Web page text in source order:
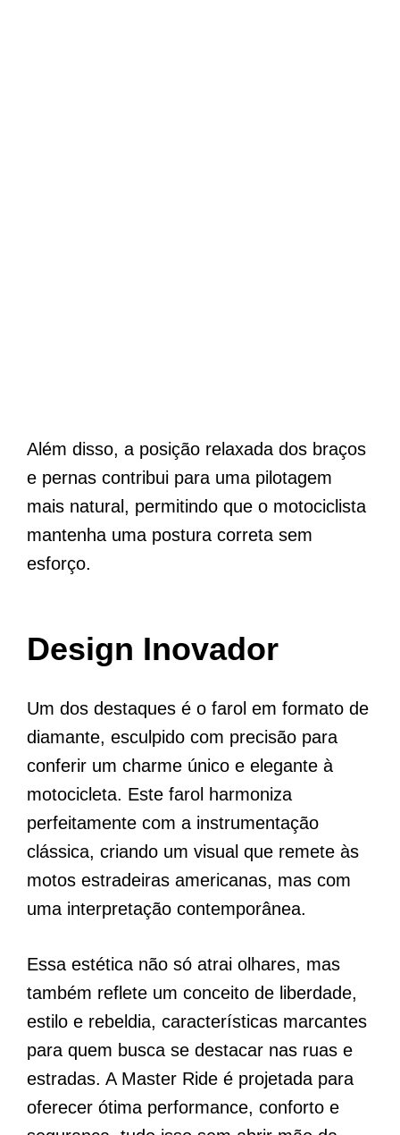
Além disso, a posição relaxada dos braços
e pernas contribui para uma pilotagem
mais natural, permitindo que o motociclista
mantenha uma postura correta sem
esforço.
Design Inovador
Um dos destaques é o farol em formato de
diamante, esculpido com precisão para
conferir um charme único e elegante à
motocicleta. Este farol harmoniza
perfeitamente com a instrumentação
clássica, criando um visual que remete às
motos estradeiras americanas, mas com
uma interpretação contemporânea.
Essa estética não só atrai olhares, mas
também reflete um conceito de liberdade,
estilo e rebeldia, características marcantes
para quem busca se destacar nas ruas e
estradas. A Master Ride é projetada para
oferecer ótima performance, conforto e